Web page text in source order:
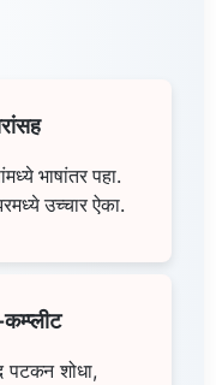
भाषांतर पहा.
उच्चार ऐका.
पटकन शोधा,